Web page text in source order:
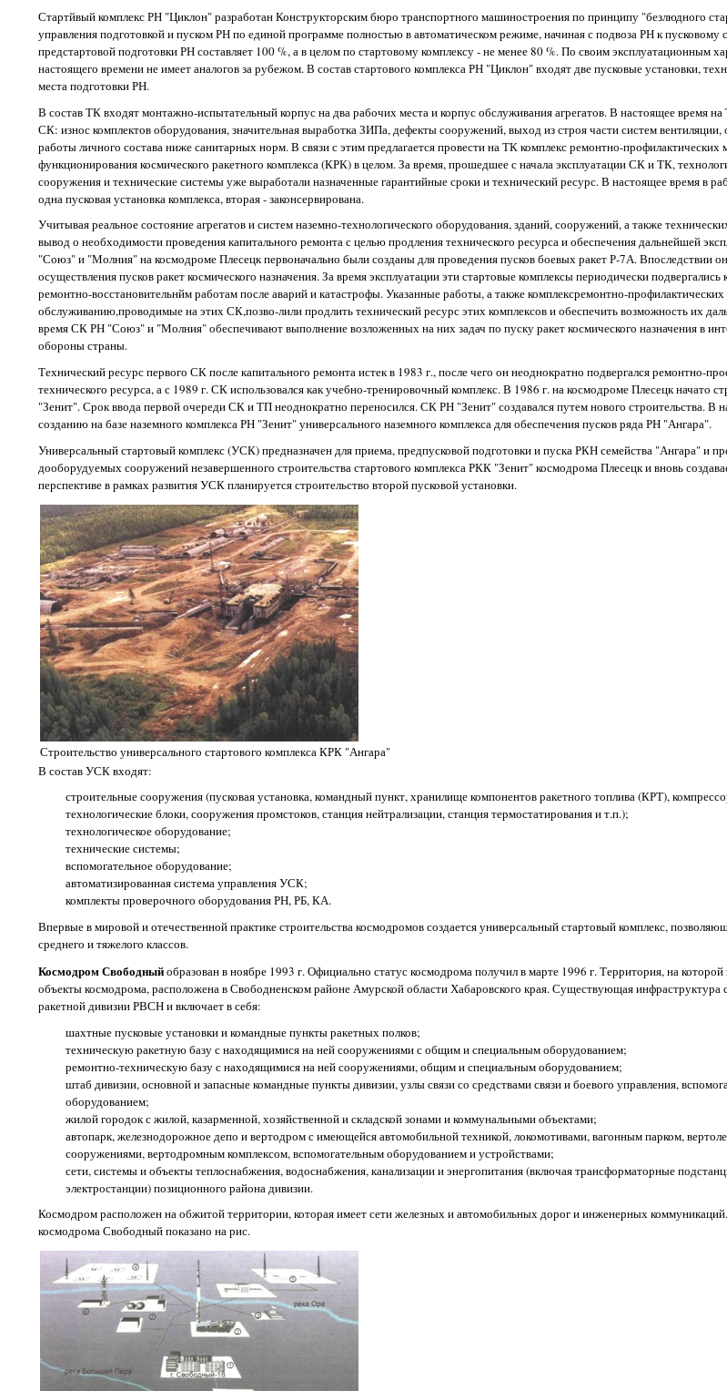
Стартйвый комплекс РН "Циклон" разработан Конструкторским бюро транспортного машиностроения по принципу "безлюдного
управления подготовкой и пуском РН по единой программе полностью в автоматическом режиме, начиная с подвоза РН к пусковому
предстартовой подготовки РН составляет 100 %, а в целом по стартовому комплексу - не менее 80 %. По своим эксплуатационным
настоящего времени не имеет аналогов за рубежом. В состав стартового комплекса РН "Циклон" входят две пусковые установки,
места подготовки РН.
В состав ТК входят монтажно-испытательный корпус на два рабочих места и корпус обслуживания агрегатов. В настоящее время
СК: износ комплектов оборудования, значительная выработка ЗИПа, дефекты сооружений, выход из строя части систем
работы личного состава ниже санитарных норм. В связи с этим предлагается провести на ТК комплекс ремонтно-профилактических
функционирования космического ракетного комплекса (КРК) в целом. За время, прошедшее с начала эксплуатации СК и ТК,
сооружения и технические системы уже выработали назначенные гарантийные сроки и технический ресурс. В настоящее время в
одна пусковая установка комплекса, вторая - законсервирована.
Учитывая реальное состояние агрегатов и систем наземно-технологического оборудования, зданий, сооружений, а также
вывод о необходимости проведения капитального ремонта с целью продления технического ресурса и обеспечения дальнейшей
"Союз" и "Молния" на космодроме Плесецк первоначально были созданы для проведения пусков боевых ракет Р-7А. Впоследствии
осуществления пусков ракет космического назначения. За время эксплуатации эти стартовые комплексы периодически
ремонтно-восстановительнйм работам после аварий и катастрофы. Указанные работы, а также комплексремонтно-
обслуживанию,проводимые на этих СК,позво-лили продлить технический ресурс этих комплексов и обеспечить возможность их
время СК РН "Союз" и "Молния" обеспечивают выполнение возложенных на них задач по пуску ракет космического назначения в
обороны страны.
Технический ресурс первого СК после капитального ремонта истек в 1983 г., после чего он неоднократно подвергался ремонтно-
технического ресурса, а с 1989 г. СК использовался как учебно-тренировочный комплекс. В 1986 г. на космодроме Плесецк начато
"Зенит". Срок ввода первой очереди СК и ТП неоднократно переносился. СК РН "Зенит" создавался путем нового строительства. В
созданию на базе наземного комплекса РН "Зенит" универсального наземного комплекса для обеспечения пусков ряда РН "Ангара".
Универсальный стартовый комплекс (УСК) предназначен для приема, предпусковой подготовки и пуска РКН семейства "Ангара" и
дооборудуемых сооружений незавершенного строительства стартового комплекса РКК "Зенит" космодрома Плесецк и вновь
перспективе в рамках развития УСК планируется строительство второй пусковой установки.
Строительство универсального стартового комплекса КРК "Ангара"
В состав УСК входят:
строительные сооружения (пусковая установка, командный пункт, хранилище компонентов ракетного топлива (КРТ),
технологические блоки, сооружения промстоков, станция нейтрализации, станция термостатирования и т.п.);
технологическое оборудование;
технические системы;
вспомогательное оборудование;
автоматизированная система управления УСК;
комплекты проверочного оборудования РН, РБ, КА.
Впервые в мировой и отечественной практике строительства космодромов создается универсальный стартовый комплекс,
среднего и тяжелого классов.
Космодром Свободныйобразован в ноябре 1993 г. Официально статус космодрома получил в марте 1996 г. Территория, на которой
объекты космодрома, расположена в Свободненском районе Амурской области Хабаровского края. Существующая инфраструктура
ракетной дивизии РВСН и включает в себя:
шахтные пусковые установки и командные пункты ракетных полков;
техническую ракетную базу с находящимися на ней сооружениями с общим и специальным оборудованием;
ремонтно-техническую базу с находящимися на ней сооружениями, общим и специальным оборудованием;
штаб дивизии, основной и запасные командные пункты дивизии, узлы связи со средствами связи и боевого управления,
оборудованием;
жилой городок с жилой, казарменной, хозяйственной и складской зонами и коммунальными объектами;
автопарк, железнодорожное депо и вертодром с имеющейся автомобильной техникой, локомотивами, вагонным парком,
сооружениями, вертодромным комплексом, вспомогательным оборудованием и устройствами;
сети, системы и объекты теплоснабжения, водоснабжения, канализации и энергопитания (включая трансформаторные
электростанции) позиционного района дивизии.
Космодром расположен на обжитой территории, которая имеет сети железных и автомобильных дорог и инженерных
космодрома Свободный показано на рис.